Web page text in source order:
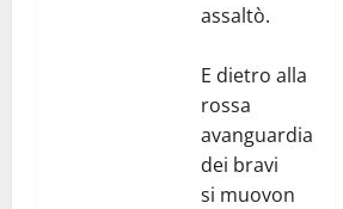
assaltò.
E dietro alla
rossa
avanguardia
dei bravi
si muovon